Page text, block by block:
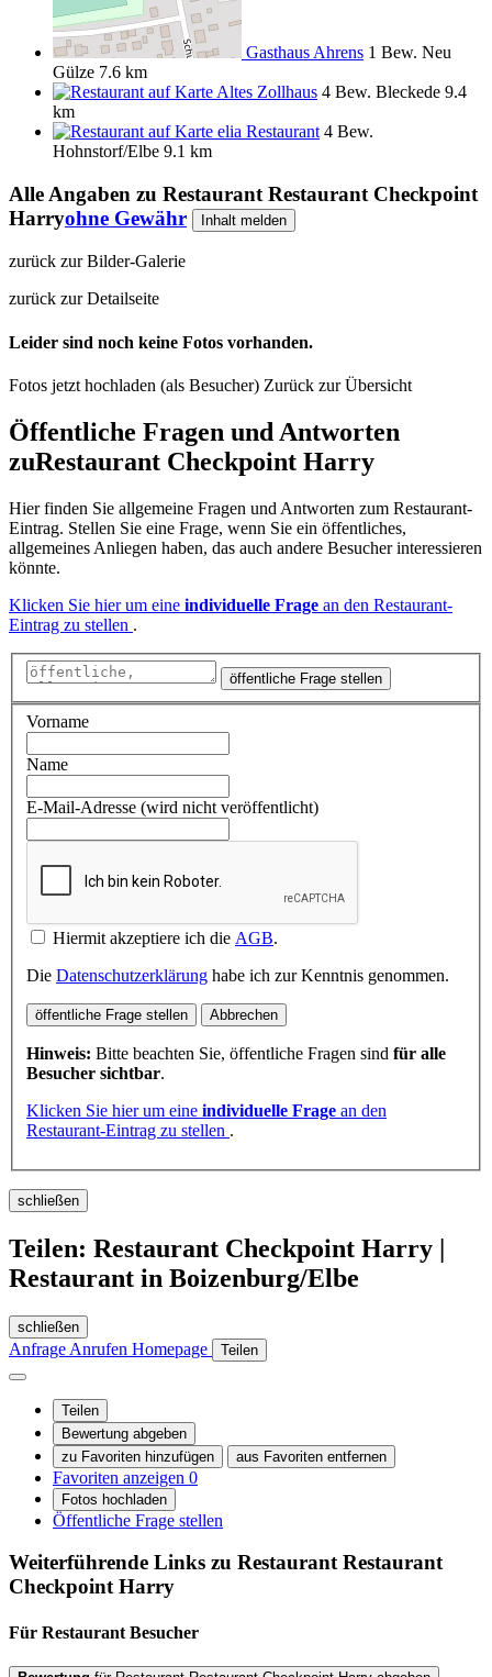
Gasthaus Ahrens 1 Bew. Neu
Gülze 7.6 km
Altes Zollhaus 4 Bew. Bleckede 9.4
km
elia Restaurant 4 Bew.
Hohnstorf/Elbe 9.1 km
Alle Angaben zu Restaurant Restaurant Checkpoint
Harryohne Gewähr Inhalt melden
zurück zur Bilder-Galerie
zurück zur Detailseite
Leider sind noch keine Fotos vorhanden.
Fotos jetzt hochladen (als Besucher) Zurück zur Übersicht
Öffentliche Fragen und Antworten
zuRestaurant Checkpoint Harry
Hier finden Sie allgemeine Fragen und Antworten zum Restaurant-
Eintrag. Stellen Sie eine Frage, wenn Sie ein öffentliches,
allgemeines Anliegen haben, das auch andere Besucher interessieren
könnte.
Klicken Sie hier um eine individuelle Frage an den Restaurant-
Eintrag zu stellen .
öffentliche Frage stellen
Vorname
Name
E-Mail-Adresse (wird nicht veröffentlicht)
Hiermit akzeptiere ich die AGB.
Die Datenschutzerklärung habe ich zur Kenntnis genommen.
öffentliche Frage stellen Abbrechen
Hinweis: Bitte beachten Sie, öffentliche Fragen sind für alle
Besucher sichtbar.
Klicken Sie hier um eine individuelle Frage an den
Restaurant-Eintrag zu stellen .
schließen
Teilen: Restaurant Checkpoint Harry |
Restaurant in Boizenburg/Elbe
schließen
Anfrage Anrufen Homepage Teilen
Teilen
Bewertung abgeben
zu Favoriten hinzufügen
aus Favoriten entfernen
Favoriten anzeigen 0
Fotos hochladen
Öffentliche Frage stellen
Weiterführende Links zu RestaurantRestaurant
Checkpoint Harry
Für Restaurant Besucher